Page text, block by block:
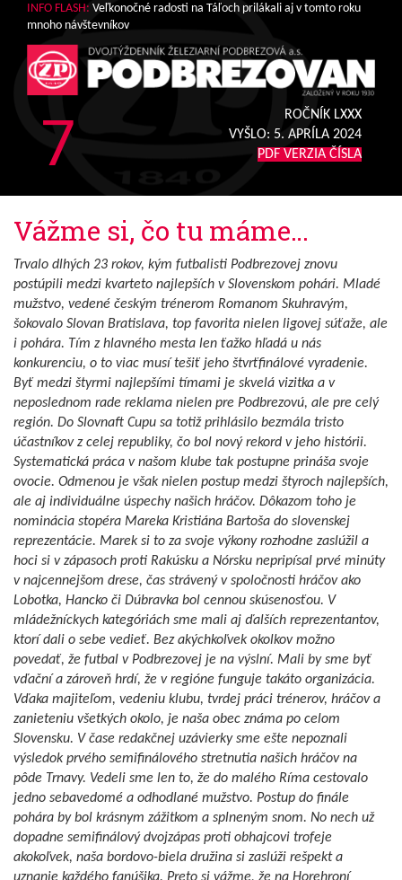
INFO FLASH: Veľkonočné radosti na Táľoch prilákali aj v tomto roku
mnoho návštevníkov
7
ROČNÍK LXXX
VYŠLO: 5. APRÍLA 2024
PDF VERZIA ČÍSLA
Vážme si, čo tu máme…
Trvalo dlhých 23 rokov, kým futbalisti Podbrezovej znovu
postúpili medzi kvarteto najlepších v Slovenskom pohári. Mladé
mužstvo, vedené českým trénerom Romanom Skuhravým,
šokovalo Slovan Bratislava, top favorita nielen ligovej súťaže, ale
i pohára. Tím z hlavného mesta len ťažko hľadá u nás
konkurenciu, o to viac musí tešiť jeho štvrťfinálové vyradenie.
Byť medzi štyrmi najlepšími tímami je skvelá vizitka a v
neposlednom rade reklama nielen pre Podbrezovú, ale pre celý
región. Do Slovnaft Cupu sa totiž prihlásilo bezmála tristo
účastníkov z celej republiky, čo bol nový rekord v jeho histórii.
Systematická práca v našom klube tak postupne prináša svoje
ovocie. Odmenou je však nielen postup medzi štyroch najlepších,
ale aj individuálne úspechy našich hráčov. Dôkazom toho je
nominácia stopéra Mareka Kristiána Bartoša do slovenskej
reprezentácie. Marek si to za svoje výkony rozhodne zaslúžil a
hoci si v zápasoch proti Rakúsku a Nórsku nepripísal prvé minúty
v najcennejšom drese, čas strávený v spoločnosti hráčov ako
Lobotka, Hancko či Dúbravka bol cennou skúsenosťou. V
mládežníckych kategóriách sme mali aj ďalších reprezentantov,
ktorí dali o sebe vedieť. Bez akýchkoľvek okolkov možno
povedať, že futbal v Podbrezovej je na výslní. Mali by sme byť
vďační a zároveň hrdí, že v regióne funguje takáto organizácia.
Vďaka majiteľom, vedeniu klubu, tvrdej práci trénerov, hráčov a
zanieteniu všetkých okolo, je naša obec známa po celom
Slovensku. V čase redakčnej uzávierky sme ešte nepoznali
výsledok prvého semifinálového stretnutia našich hráčov na
pôde Trnavy. Vedeli sme len to, že do malého Ríma cestovalo
jedno sebavedomé a odhodlané mužstvo. Postup do finále
pohára by bol krásnym zážitkom a splneným snom. No nech už
dopadne semifinálový dvojzápas proti obhajcovi trofeje
akokoľvek, naša bordovo-biela družina si zaslúži rešpekt a